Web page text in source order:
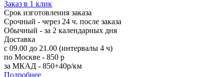
Заказ в 1 клик
Срок изготовления заказа
Срочный - через 24 ч. после заказа
Обычный - за 2 календарных дня
Доставка
с 09.00 до 21.00 (интервалы 4 ч)
по Москве - 850 р
за МКАД - 850+40р/км
Подробнее